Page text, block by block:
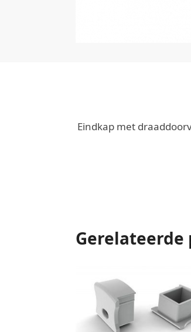
Eindkap met
Gerelateerde